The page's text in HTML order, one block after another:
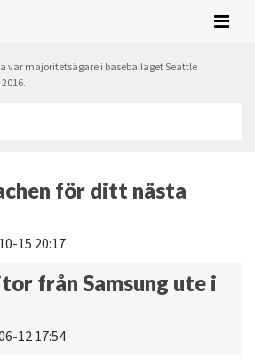
var majoritetsägare i baseballaget Seattle
för ditt nästa
15 20:17
från Samsung ute i
12 17:54